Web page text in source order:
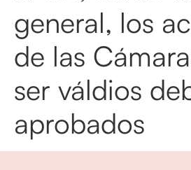
general, los
de las
ser váldios
aprobados